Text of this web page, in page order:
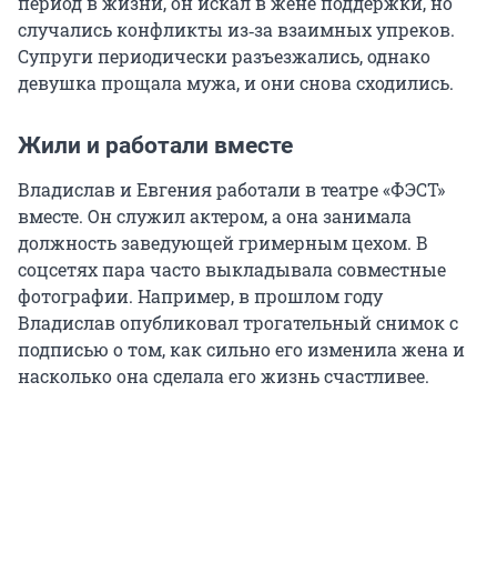
случались конфликты из‑за взаимных упреков.
Супруги периодически разъезжались, однако
девушка прощала мужа, и они снова сходились.
Жили и работали вместе
Владислав и Евгения работали в театре «ФЭСТ»
вместе. Он служил актером, а она занимала
должность заведующей гримерным цехом. В
соцсетях пара часто выкладывала совместные
фотографии. Например, в прошлом году
Владислав опубликовал трогательный снимок с
подписью о том, как сильно его изменила жена и
насколько она сделала его жизнь счастливее.